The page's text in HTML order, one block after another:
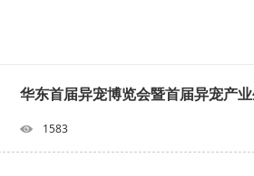
华东首届异宠博览会暨首届异宠产
1583